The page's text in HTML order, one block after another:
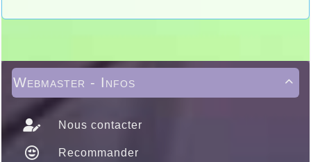

Webmaster - Infos
Nous contacter
Recommander